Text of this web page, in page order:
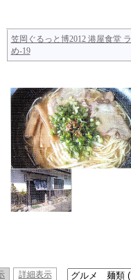
笠岡ぐるっと博2012 港屋食堂
め-19
詳細表示